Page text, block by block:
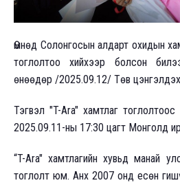
Өмнөд Солонгосын алдарт охидын
тоглолтоо хийхээр болсон
өнөөдөр /2025.09.12/ Төв
Тэгвэл "T-Ara" хамтлаг
2025.09.11-ны 17:30 цагт Монголд
“T-Ara" хамтлагийн хувьд манай
тоглолт юм. Анх 2007 онд есөн